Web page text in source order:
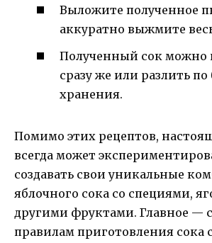
Выложите полученное
аккуратно выжмите
Полученный сок можно
сразу же или разлить
хранения.
Помимо этих рецептов,
всегда может
создавать свои уникальные
яблочного сока со специями,
другими фруктами. Главное —
правилам приготовления сока с